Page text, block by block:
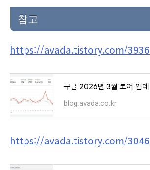
참고
https://avada.tistory.com/3936
blog.avada.co.kr
https://avada.tistory.com/3046